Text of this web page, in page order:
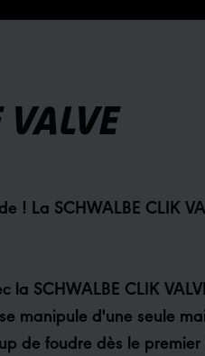
La SCHWALBE CLIK
SCHWALBE CLIK
manipule d'une seule
de foudre dès le premier